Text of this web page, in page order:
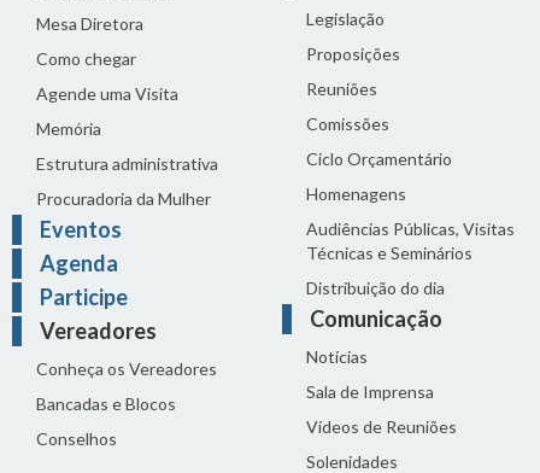
Mesa Diretora
Como chegar
Agende uma Visita
Memória
Estrutura administrativa
Procuradoria da Mulher
Eventos
Agenda
Participe
Vereadores
Conheça os Vereadores
Bancadas e Blocos
Conselhos
Legislação
Proposições
Reuniões
Comissões
Ciclo Orçamentário
Homenagens
Audiências Públicas, Visitas
Técnicas e Seminários
Distribuição do dia
Comunicação
Notícias
Sala de Imprensa
Vídeos de Reuniões
Solenidades